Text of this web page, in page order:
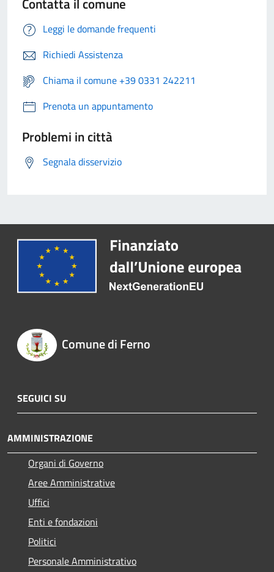
Leggi le domande frequenti
Richiedi Assistenza
Chiama il comune +39 0331 242211
Prenota un appuntamento
Problemi in città
Segnala disservizio
Comune di Ferno
SEGUICI SU
AMMINISTRAZIONE
Organi di Governo
Aree Amministrative
Uffici
Enti e fondazioni
Politici
Personale Amministrativo